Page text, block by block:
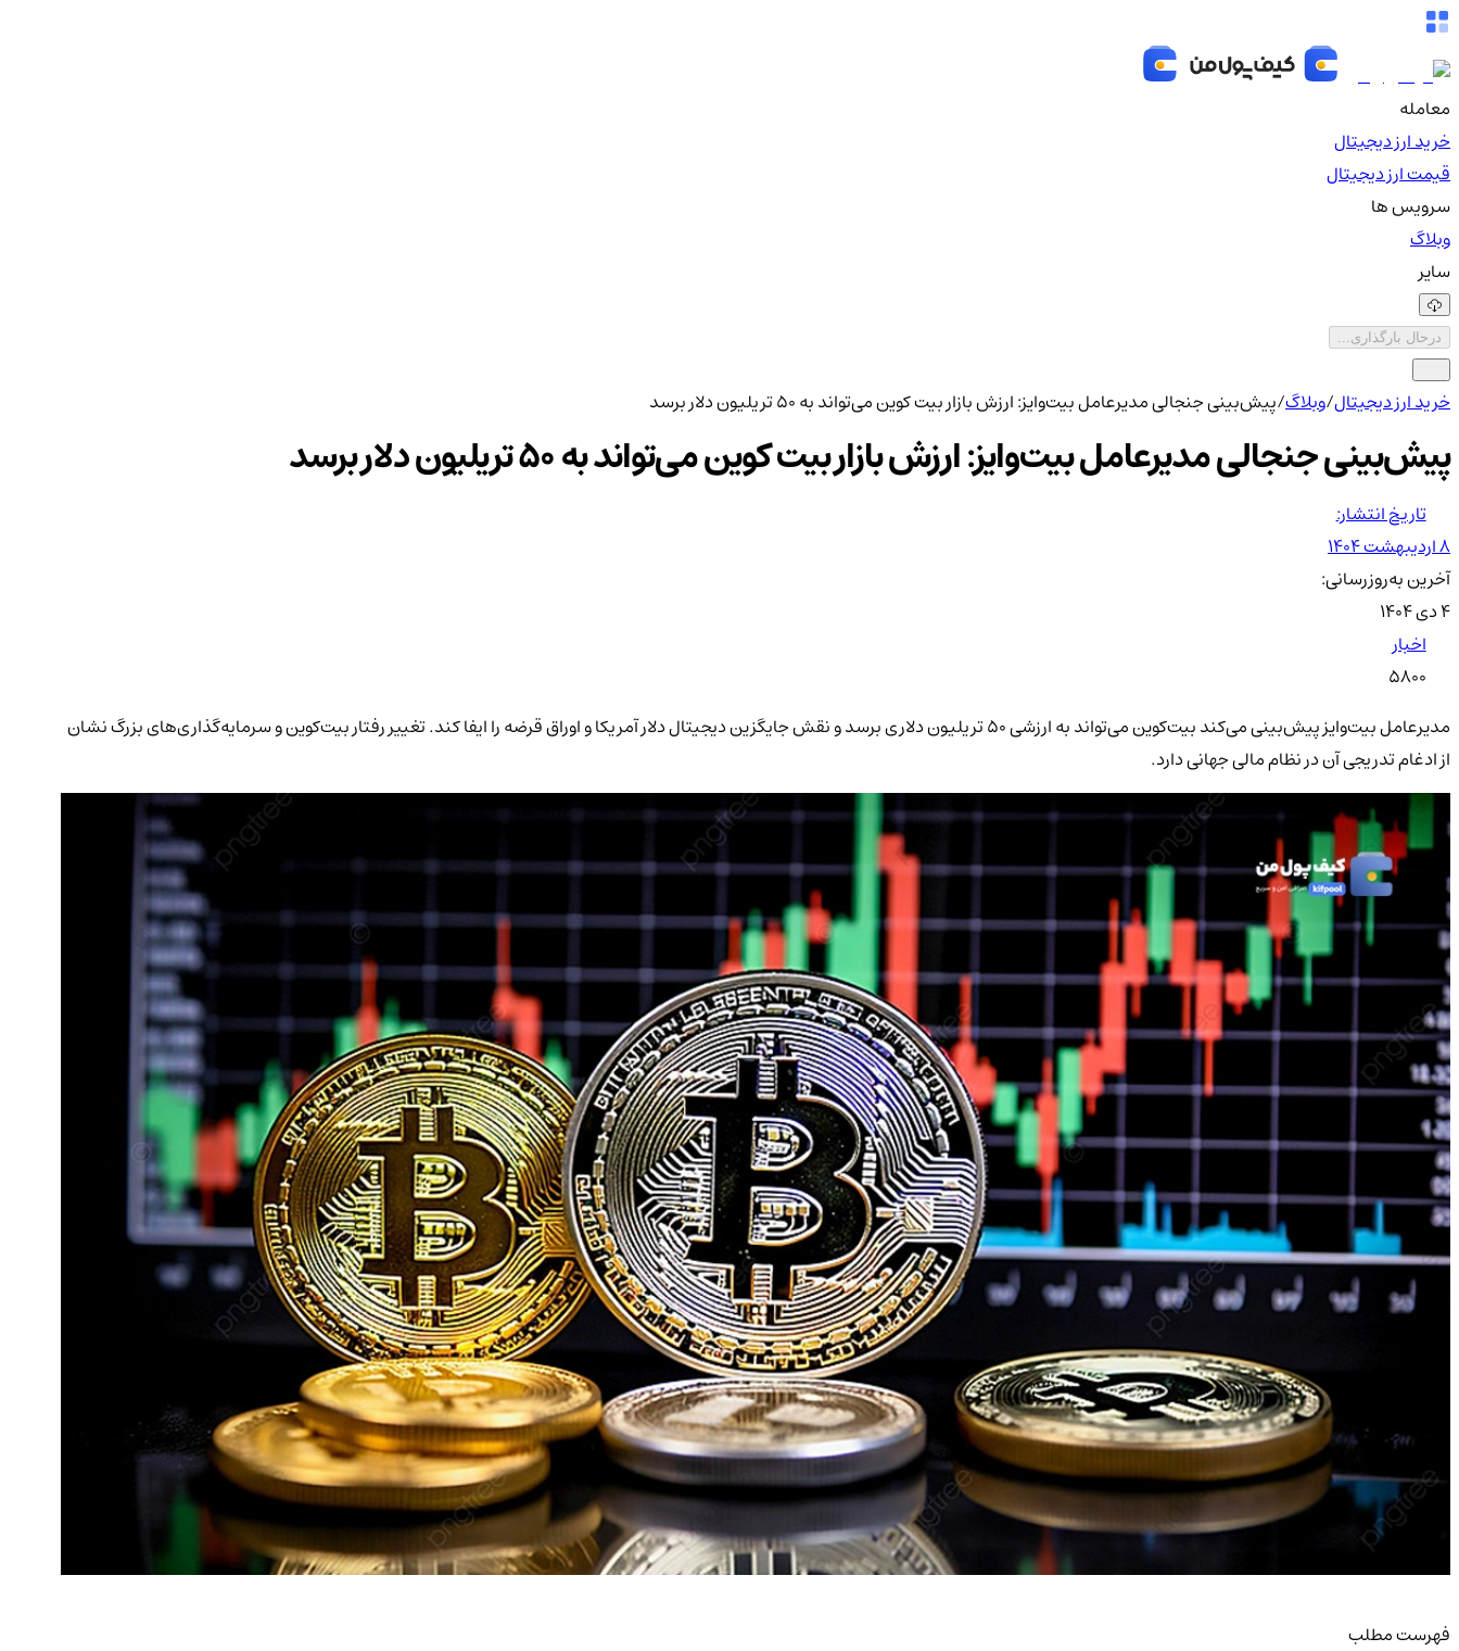
معامله
خرید ارز دیجیتال
قیمت ارز دیجیتال
سرویس ها
وبلاگ
سایر
درحال بارگذاری...
خرید ارز دیجیتال/وبلاگ/پیش‌بینی جنجالی مدیرعامل بیت‌وایز: ارزش بازار بیت کوین می‌تواند به ۵۰ تریلیون دلار برسد
پیش‌بینی جنجالی مدیرعامل بیت‌وایز: ارزش بازار بیت کوین می‌تواند به ۵۰ تریلیون دلار برسد
تاریخ انتشار:
۸ اردیبهشت ۱۴۰۴
آخرین به‌روزرسانی:
۴ دی ۱۴۰۴
اخبار
5800
مدیرعامل بیت‌وایز پیش‌بینی می‌کند بیت‌کوین می‌تواند به ارزشی ۵۰ تریلیون دلاری برسد و نقش جایگزین دیجیتال دلار آمریکا و اوراق قرضه را ایفا کند. تغییر رفتار بیت‌کوین و سرمایه‌گذاری‌های بزرگ نشان
از ادغام تدریجی آن در نظام مالی جهانی دارد.
فهرست مطلب